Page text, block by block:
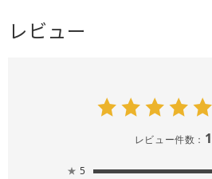
レビュー
レビュー件数： 1
★ 5